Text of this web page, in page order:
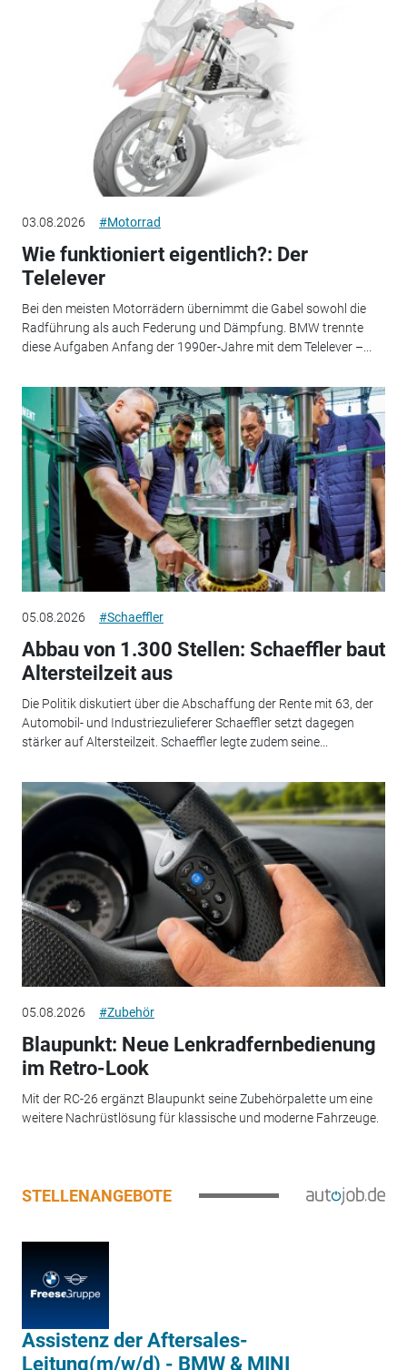
03.08.2026 #Motorrad
Wie funktioniert eigentlich?: Der
Telelever
Bei den meisten Motorrädern übernimmt die Gabel sowohl die
Radführung als auch Federung und Dämpfung. BMW trennte
diese Aufgaben Anfang der 1990er-Jahre mit dem Telelever –...
05.08.2026 #Schaeffler
Abbau von 1.300 Stellen: Schaeffler baut
Altersteilzeit aus
Die Politik diskutiert über die Abschaffung der Rente mit 63, der
Automobil- und Industriezulieferer Schaeffler setzt dagegen
stärker auf Altersteilzeit. Schaeffler legte zudem seine...
05.08.2026 #Zubehör
Blaupunkt: Neue Lenkradfernbedienung
im Retro-Look
Mit der RC-26 ergänzt Blaupunkt seine Zubehörpalette um eine
weitere Nachrüstlösung für klassische und moderne Fahrzeuge.
STELLENANGEBOTE
Assistenz der Aftersales-
Leitung(m/w/d) - BMW & MINI